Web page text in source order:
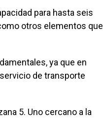
para hasta seis
otros elementos que
ya que en
de transporte
5. Uno cercano a la